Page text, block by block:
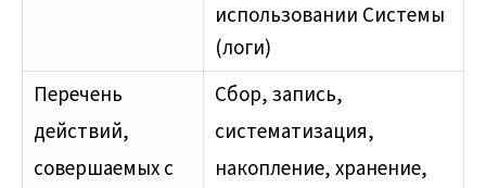
использовании Системы
(логи)
Перечень
действий,
совершаемых с
Cбор, запись,
систематизация,
накопление, хранение,